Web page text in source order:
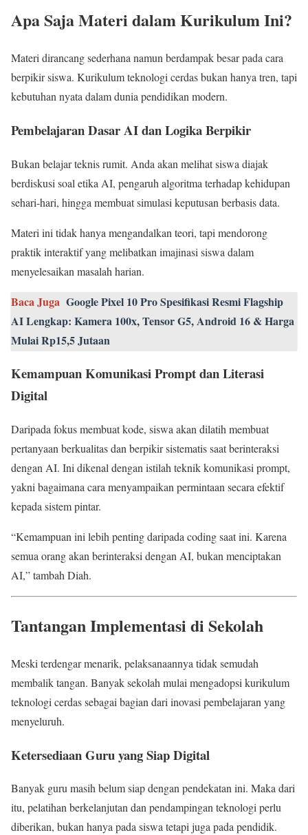
Apa Saja Materi dalam Kurikulum Ini?
Materi dirancang sederhana namun berdampak besar pada cara
berpikir siswa. Kurikulum teknologi cerdas bukan hanya tren, tapi
kebutuhan nyata dalam dunia pendidikan modern.
Pembelajaran Dasar AI dan Logika Berpikir
Bukan belajar teknis rumit. Anda akan melihat siswa diajak
berdiskusi soal etika AI, pengaruh algoritma terhadap kehidupan
sehari-hari, hingga membuat simulasi keputusan berbasis data.
Materi ini tidak hanya mengandalkan teori, tapi mendorong
praktik interaktif yang melibatkan imajinasi siswa dalam
menyelesaikan masalah harian.
Baca Juga Google Pixel 10 Pro Spesifikasi Resmi Flagship
AI Lengkap: Kamera 100x, Tensor G5, Android 16 & Harga
Mulai Rp15,5 Jutaan
Kemampuan Komunikasi Prompt dan Literasi
Digital
Daripada fokus membuat kode, siswa akan dilatih membuat
pertanyaan berkualitas dan berpikir sistematis saat berinteraksi
dengan AI. Ini dikenal dengan istilah teknik komunikasi prompt,
yakni bagaimana cara menyampaikan permintaan secara efektif
kepada sistem pintar.
“Kemampuan ini lebih penting daripada coding saat ini. Karena
semua orang akan berinteraksi dengan AI, bukan menciptakan
AI,” tambah Diah.
Tantangan Implementasi di Sekolah
Meski terdengar menarik, pelaksanaannya tidak semudah
membalik tangan. Banyak sekolah mulai mengadopsi kurikulum
teknologi cerdas sebagai bagian dari inovasi pembelajaran yang
menyeluruh.
Ketersediaan Guru yang Siap Digital
Banyak guru masih belum siap dengan pendekatan ini. Maka dari
itu, pelatihan berkelanjutan dan pendampingan teknologi perlu
diberikan, bukan hanya pada siswa tetapi juga pada pendidik.